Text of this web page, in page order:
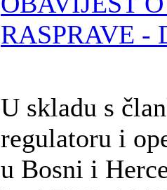
RASPRAVE -
U skladu s
regulatoru i
u Bosni i